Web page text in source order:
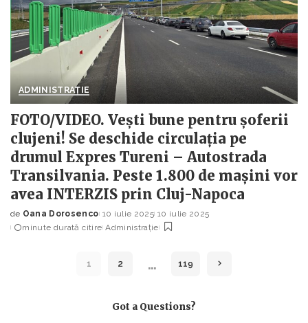
ADMINISTRAȚIE
FOTO/VIDEO. Vești bune pentru șoferii
clujeni! Se deschide circulația pe
drumul Expres Tureni – Autostrada
Transilvania. Peste 1.800 de mașini vor
avea INTERZIS prin Cluj-Napoca
Posted
by
de Oana Dorosenco 10 iulie 2025 10 iulie 2025
minute durată citire Administrație
1 2 … 119
Got a Questions?